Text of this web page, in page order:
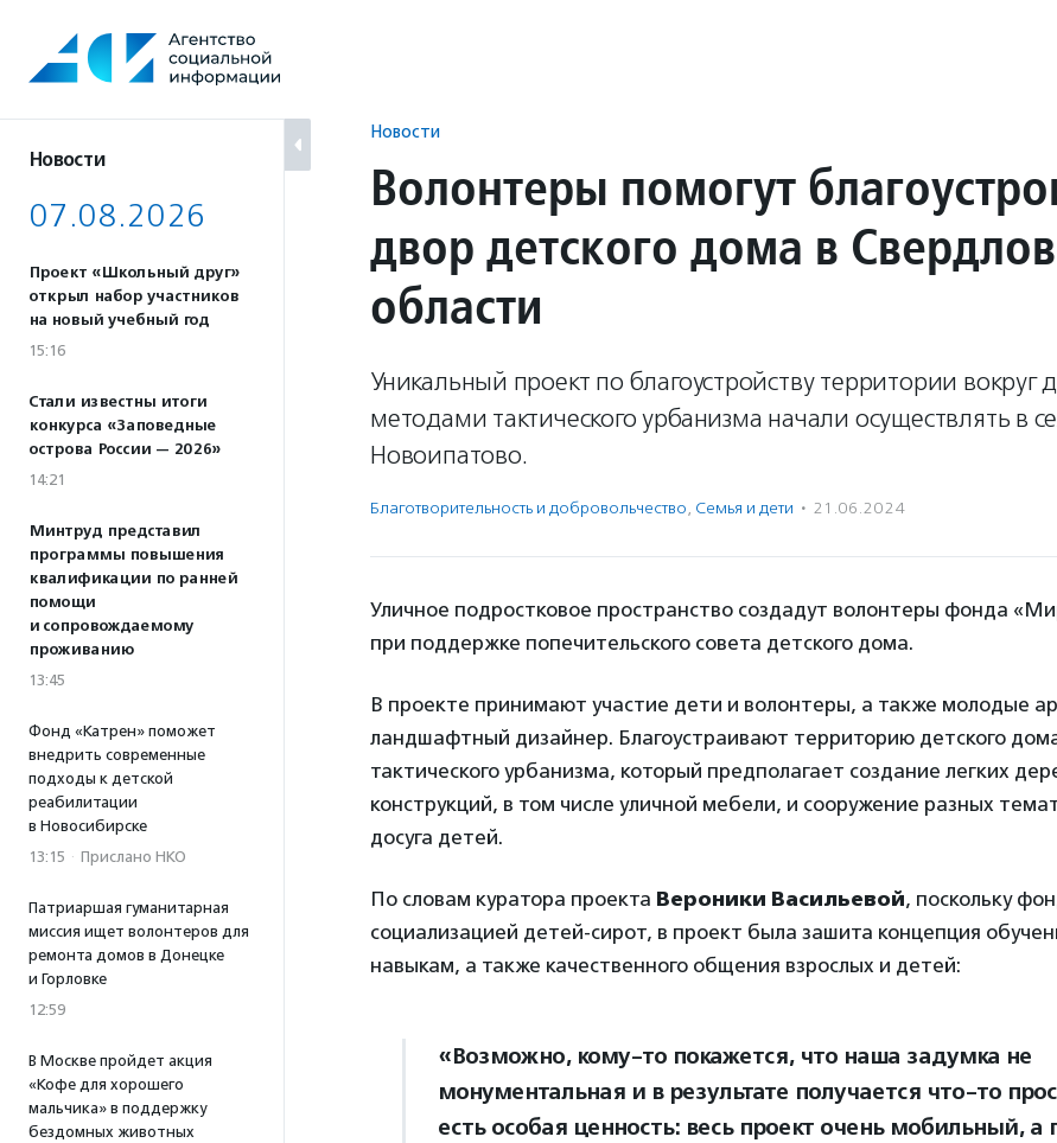
содержанию
Новости
07.08.2026
Проект «Школьный друг»
открыл набор участников
на новый учебный год
15:16
Стали известны итоги
конкурса «Заповедные
острова России — 2026»
14:21
Минтруд представил
программы повышения
квалификации по ранней
помощи
и сопровождаемому
проживанию
13:45
Фонд «Катрен» поможет
внедрить современные
подходы к детской
реабилитации
в Новосибирске
13:15 · Прислано НКО
Патриаршая гуманитарная
миссия ищет волонтеров для
ремонта домов в Донецке
и Горловке
12:59
В Москве пройдет акция
«Кофе для хорошего
мальчика» в поддержку
бездомных животных
Новости
Волонтеры помогут
двор детского дома в
области
Уникальный проект по благоустройству территории вокруг
методами тактического урбанизма начали осуществлять в
Новоипатово.
Благотвори­тель­ность и доброволь­чест­во, Семья и дети · 21.06.2024
Уличное подростковое пространство создадут волонтеры фонда
при поддержке попечительского совета детского дома.
В проекте принимают участие дети и волонтеры, а также молодые
ландшафтный дизайнер. Благоустраивают территорию детского
тактического урбанизма, который предполагает создание легких
конструкций, в том числе уличной мебели, и сооружение разных
досуга детей.
По словам куратора проекта Вероники Васильевой, поскольку
социализацией детей-сирот, в проект была зашита концепция
навыкам, а также качественного общения взрослых и детей:
«Возможно, кому-то покажется, что наша задумка не
монументальная и в результате получается что-то
есть особая ценность: весь проект очень мобильный, а